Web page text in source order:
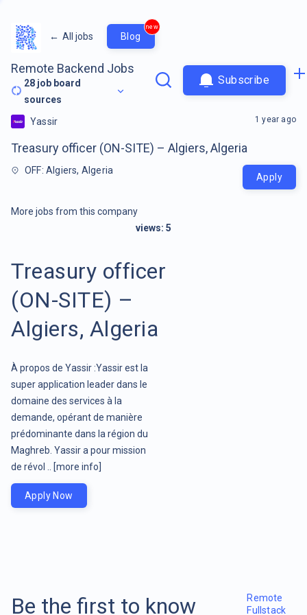
← All jobs Blog
new
Remote Backend Jobs
28 job board
sources
Subscribe
Yassir
Treasury officer (ON-SITE) – Algiers, Algeria
OFF: Algiers, Algeria
1 year ago
Apply
More jobs from this company
views: 5
Treasury officer
(ON-SITE) –
Algiers, Algeria
À propos de Yassir :Yassir est la
super application leader dans le
domaine des services à la
demande, opérant de manière
prédominante dans la région du
Maghreb. Yassir a pour mission
de révol ..
[more info]
Apply Now
Be the first to know
Remote
Fullstack